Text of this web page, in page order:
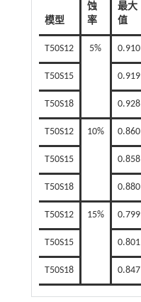
模型
蚀
率
最大
值
T50S12 5% 0.910
T50S15 0.919
T50S18 0.928
T50S12 10% 0.860
T50S15 0.858
T50S18 0.880
T50S12 15% 0.799
T50S15 0.801
T50S18 0.847